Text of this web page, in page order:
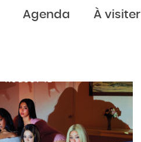
Agenda À visiter